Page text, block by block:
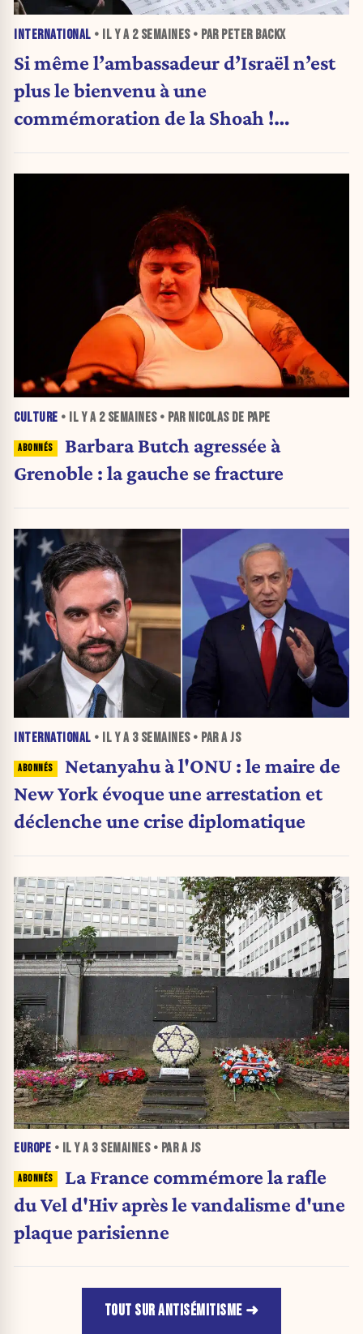
INTERNATIONAL • IL Y A 2 SEMAINES• PAR PETER BACKX
Si même l’ambassadeur d’Israël n’est
plus le bienvenu à une
commémoration de la Shoah !
CULTURE • IL Y A 2 SEMAINES• PAR NICOLAS DE PAPE
Barbara Butch agressée à
Grenoble : la gauche se fracture
INTERNATIONAL • IL Y A 3 SEMAINES• PAR A JS
Netanyahu à l'ONU : le maire de
New York évoque une arrestation et
déclenche une crise diplomatique
EUROPE • IL Y A 3 SEMAINES• PAR A JS
La France commémore la rafle
du Vel d'Hiv après le vandalisme d'une
plaque parisienne
TOUT SUR ANTISÉMITISME